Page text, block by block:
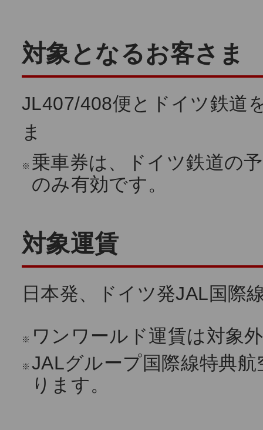
対象となるお客さま
JL407/408便とドイツ鉄道
ま
※ 乗車券は、ドイツ鉄道の
のみ有効です。
対象運賃
日本発、ドイツ発JAL国際
※ ワンワールド運賃は対象
※ JALグループ国際線特典
ります。